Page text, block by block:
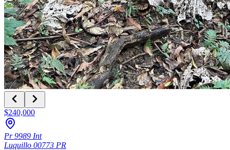
$240,000
Pr 9989 Int
Luquillo 00773 PR